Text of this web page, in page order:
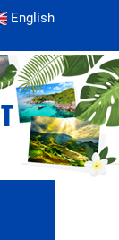
English